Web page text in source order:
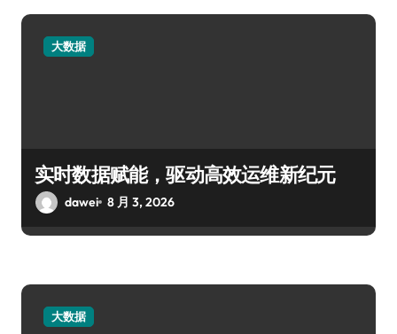
大数据
实时数据赋能，驱动高效运维新纪元
dawei 8 月 3, 2026
大数据